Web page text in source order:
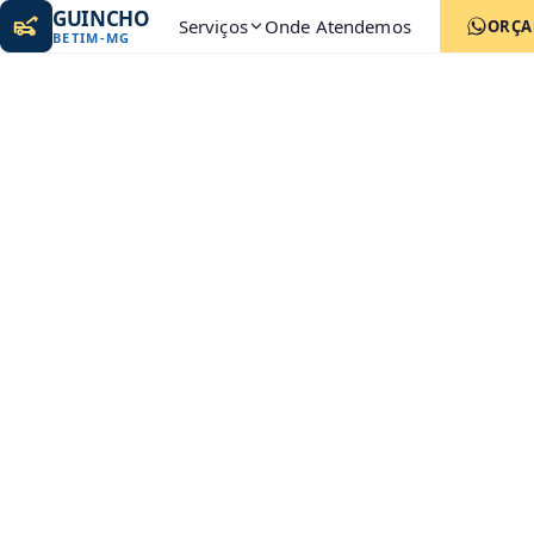
GUINCHO
BETIM-MG Serviços Onde Atendemos